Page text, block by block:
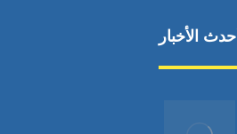
أحدث الأخبار